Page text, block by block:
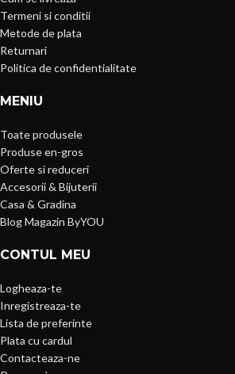
Termeni si conditii
Metode de plata
Returnari
Politica de confidentialitate
MENIU
Toate produsele
Produse en-gros
Oferte si reduceri
Accesorii & Bijuterii
Casa & Gradina
Blog Magazin ByYOU
CONTUL MEU
Logheaza-te
Inregistreaza-te
Lista de preferinte
Plata cu cardul
Contacteaza-ne